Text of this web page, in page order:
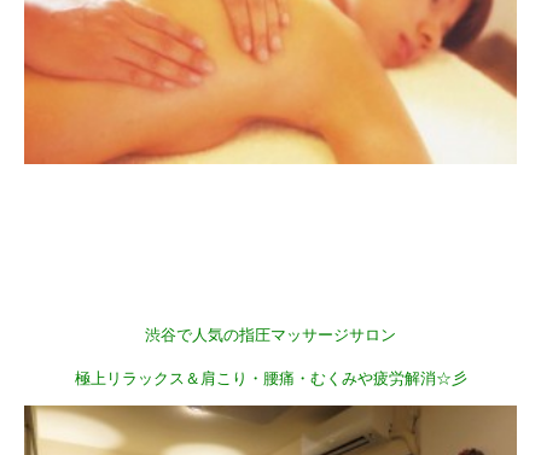
渋谷で人気の指圧マッサージサロン
極上リラックス＆肩こり・腰痛・むくみや疲労解消☆彡